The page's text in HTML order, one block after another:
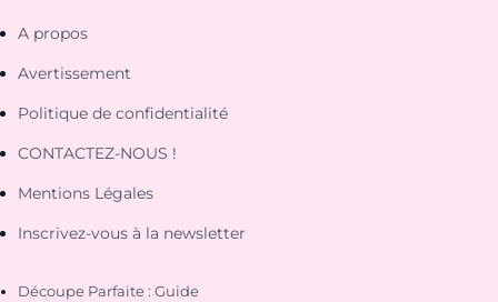
A propos
Avertissement
Politique de confidentialité
CONTACTEZ-NOUS !
Mentions Légales
Inscrivez-vous à la newsletter
Découpe Parfaite : Guide